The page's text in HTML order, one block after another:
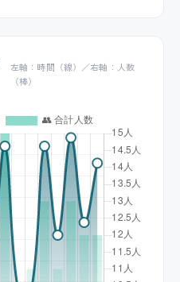
左軸：時間（線）／右軸：人数
（棒）